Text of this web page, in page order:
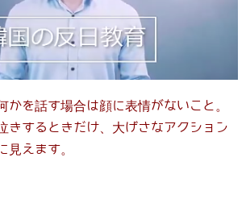
かを話す場合は顔に表情がないこと。
きするときだけ、大げさなアクション
見えます。